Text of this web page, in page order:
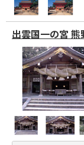
出雲国一の宮 熊